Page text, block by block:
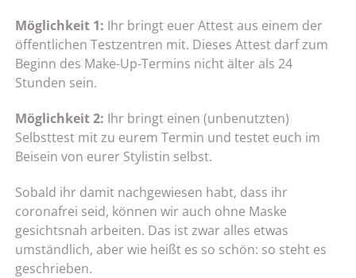
Möglichkeit 1: Ihr bringt euer Attest aus einem der
öffentlichen Testzentren mit. Dieses Attest darf zum
Beginn des Make-Up-Termins nicht älter als 24
Stunden sein.
Möglichkeit 2: Ihr bringt einen (unbenutzten)
Selbsttest mit zu eurem Termin und testet euch im
Beisein von eurer Stylistin selbst.
Sobald ihr damit nachgewiesen habt, dass ihr
coronafrei seid, können wir auch ohne Maske
gesichtsnah arbeiten. Das ist zwar alles etwas
umständlich, aber wie heißt es so schön: so steht es
geschrieben.